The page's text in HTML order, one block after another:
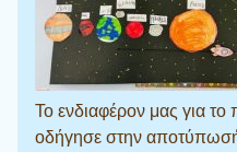
Το ενδιαφέρον μας για
οδήγησε στην αποτύπωσή